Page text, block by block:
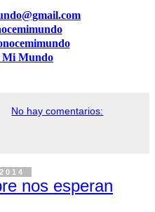
Mi Mundo
No hay comentarios:
nos esperan